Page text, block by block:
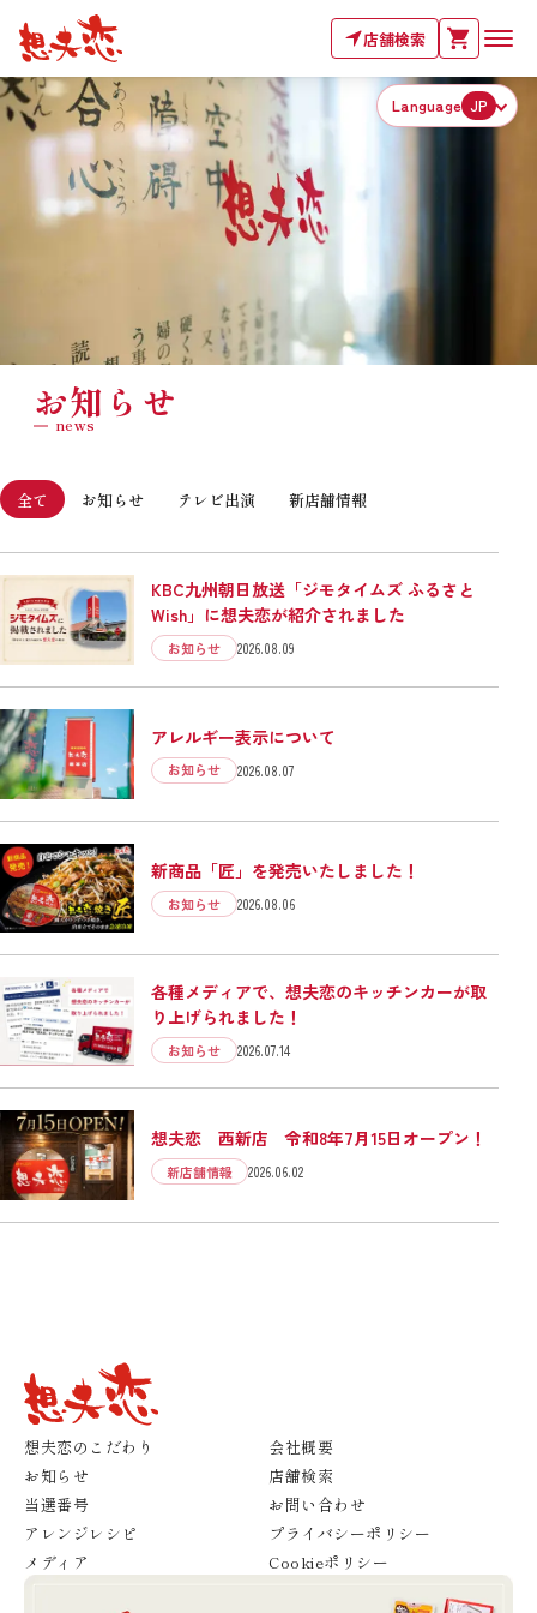
店舗検索
Language JP
お知らせ
news
全て お知らせ テレビ出演 新店舗情報
KBC九州朝日放送「ジモタイムズ ふるさと
Wish」に想夫恋が紹介されました
お知らせ 2026.08.09
アレルギー表示について
お知らせ 2026.08.07
新商品「匠」を発売いたしました！
お知らせ 2026.08.06
各種メディアで、想夫恋のキッチンカーが取
り上げられました！
お知らせ 2026.07.14
想夫恋 西新店 令和8年7月15日オープン！
新店舗情報 2026.06.02
想夫恋のこだわり
お知らせ
当選番号
アレンジレシピ
メディア
会社概要
店舗検索
お問い合わせ
プライバシーポリシー
Cookieポリシー